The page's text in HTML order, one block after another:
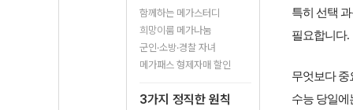
함께하는 메가스터디
희망이룸 메가나눔
군인·소방·경찰 자녀
메가패스 형제자매 할인
3가지 정직한 원칙
특히 선택
필요합니다.
무엇보다
수능 당일에